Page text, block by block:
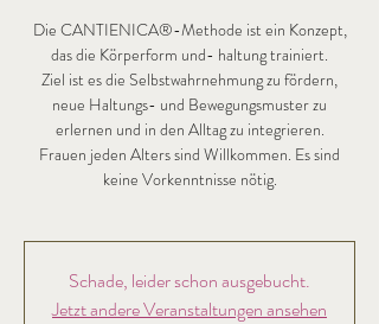
Die CANTIENICA®-Methode ist ein Konzept,
das die Körperform und- haltung trainiert.
Ziel ist es die Selbstwahrnehmung zu fördern,
neue Haltungs- und Bewegungsmuster zu
erlernen und in den Alltag zu integrieren.
Frauen jeden Alters sind Willkommen. Es sind
keine Vorkenntnisse nötig.
Schade, leider schon ausgebucht.
Jetzt andere Veranstaltungen ansehen